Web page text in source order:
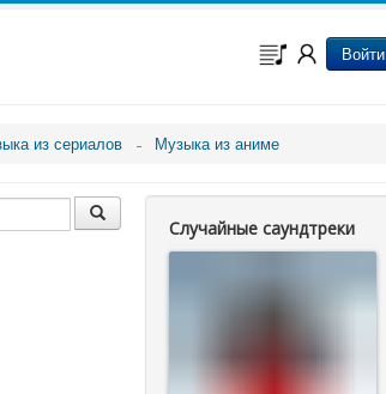
Войти
из сериалов Музыка из аниме
Случайные саундтреки